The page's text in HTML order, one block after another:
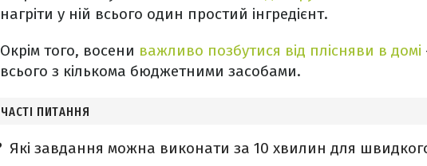
нагріти у ній всього один простий інгредієнт.
Окрім того, восени важливо позбутися від плісняви в домі
всього з кількома бюджетними засобами.
ЧАСТІ ПИТАННЯ
Які завдання можна виконати за 10 хвилин для